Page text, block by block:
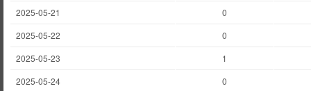
2025-05-21
0
2025-05-22
0
2025-05-23
1
2025-05-24
0